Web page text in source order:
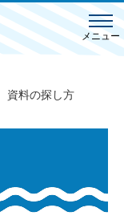
メニュー
資料の探し方